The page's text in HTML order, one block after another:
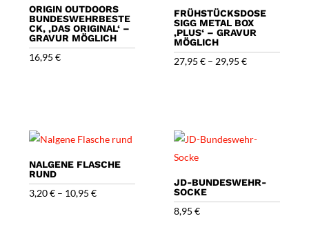
ORIGIN OUTDOORS
BUNDESWEHRBESTE
CK, ‚DAS ORIGINAL‘ –
GRAVUR MÖGLICH
16,95€
FRÜHSTÜCKSDOSE
SIGG METAL BOX
‚PLUS‘ – GRAVUR
MÖGLICH
27,95€ – 29,95€
NALGENE FLASCHE
RUND
3,20€ – 10,95€
JD-BUNDESWEHR-
SOCKE
8,95€